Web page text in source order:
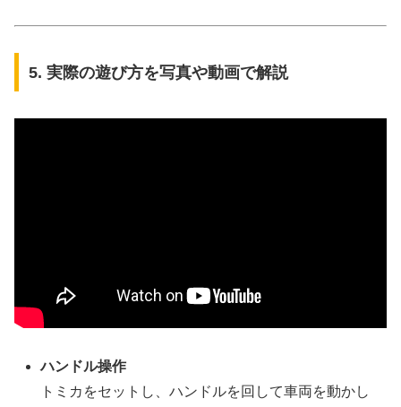
5. 実際の遊び方を写真や動画で解説
ハンドル操作
トミカをセットし、ハンドルを回して車両を動かし